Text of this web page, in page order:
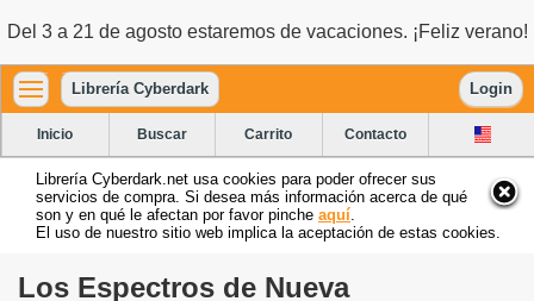
Del 3 a 21 de agosto estaremos de vacaciones. ¡Feliz verano!
Librería Cyberdark Login
Inicio Buscar Carrito Contacto
Librería Cyberdark.net usa cookies para poder ofrecer sus
servicios de compra. Si desea más información acerca de qué
son y en qué le afectan por favor pinche aquí
El uso de nuestro sitio web implica la aceptación de estas cookies.
Los Espectros de Nueva